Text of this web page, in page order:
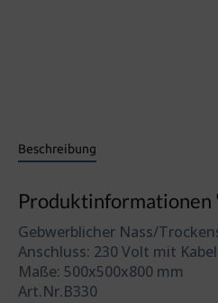
Beschreibung
Produktinformationen
Gebwerblicher Nass/
Anschluss: 230 Volt mit
Maße: 500x500x800 mm
Art.Nr.B330